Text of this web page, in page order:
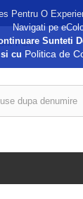
Pentru O
Navigati pe
Sunteti
cu Politica de